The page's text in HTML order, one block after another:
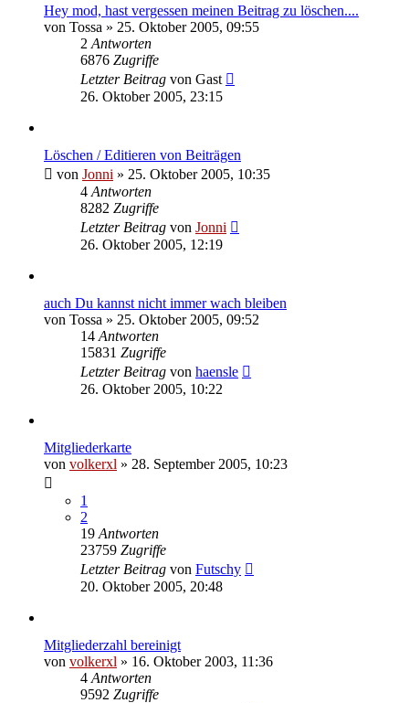
Hey mod, hast vergessen meinen Beitrag zu löschen....
von Tossa » 25. Oktober 2005, 09:55
2 Antworten
6876 Zugriffe
Letzter Beitrag von Gast
26. Oktober 2005, 23:15
Löschen / Editieren von Beiträgen
von Jonni » 25. Oktober 2005, 10:35
4 Antworten
8282 Zugriffe
Letzter Beitrag von Jonni
26. Oktober 2005, 12:19
auch Du kannst nicht immer wach bleiben
von Tossa » 25. Oktober 2005, 09:52
14 Antworten
15831 Zugriffe
Letzter Beitrag von haensle
26. Oktober 2005, 10:22
Mitgliederkarte
von volkerxl » 28. September 2005, 10:23
1
2
19 Antworten
23759 Zugriffe
Letzter Beitrag von Futschy
20. Oktober 2005, 20:48
Mitgliederzahl bereinigt
von volkerxl » 16. Oktober 2003, 11:36
4 Antworten
9592 Zugriffe